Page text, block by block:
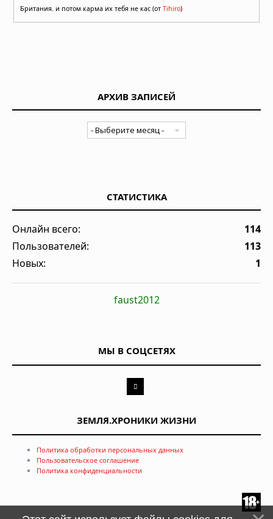
Британия. и потом карма их тебя не кас (от Tihiro)
АРХИВ ЗАПИСЕЙ
СТАТИСТИКА
Онлайн всего:
114
Пользователей:
113
Новых:
1
faust2012
МЫ В СОЦСЕТЯХ
ЗЕМЛЯ.ХРОНИКИ ЖИЗНИ
Политика обработки персональных данных
Пользовательское соглашение
Политика конфиденциальности